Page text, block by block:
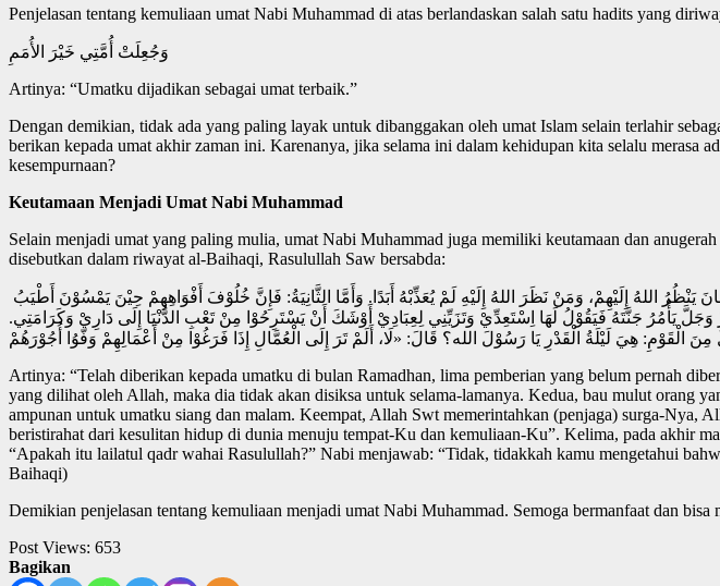
Penjelasan tentang kemuliaan umat Nabi Muhammad di atas berlandaskan salah satu hadits yang
وَجُعِلَتْ أُمَّتِي خَيْرَ الأُمَمِ
Artinya: “Umatku dijadikan sebagai umat terbaik.”
Dengan demikian, tidak ada yang paling layak untuk dibanggakan oleh umat Islam selain terlahir
berikan kepada umat akhir zaman ini. Karenanya, jika selama ini dalam kehidupan kita selalu merasa
kesempurnaan?
Keutamaan Menjadi Umat Nabi Muhammad
Selain menjadi umat yang paling mulia, umat Nabi Muhammad juga memiliki keutamaan dan
disebutkan dalam riwayat al-Baihaqi, Rasulullah Saw bersabda:
وَجَلَّ يَأْمُرُ جَنَّتَهُ فَيَقُوْلُ لَهَا اِسْتَعِدِّيْ وَتَزَيِّنِي لِعِبَادِيْ أَوْشَكَ أَنْ يَسْتَرِحُوْا مِنْ تَعْبِ الدُّنْيَا إِلَى دَارِيْ وَكَرَامَتِي.
Artinya: “Telah diberikan kepada umatku di bulan Ramadhan, lima pemberian yang belum pernah
yang dilihat oleh Allah, maka dia tidak akan disiksa untuk selama-lamanya. Kedua, bau mulut orang
ampunan untuk umatku siang dan malam. Keempat, Allah Swt memerintahkan (penjaga) surga-Nya,
beristirahat dari kesulitan hidup di dunia menuju tempat-Ku dan kemuliaan-Ku”. Kelima, pada akhir
“Apakah itu lailatul qadr wahai Rasulullah?” Nabi menjawab: “Tidak, tidakkah kamu mengetahui
Baihaqi)
Demikian penjelasan tentang kemuliaan menjadi umat Nabi Muhammad. Semoga bermanfaat dan
Post Views: 653
Bagikan